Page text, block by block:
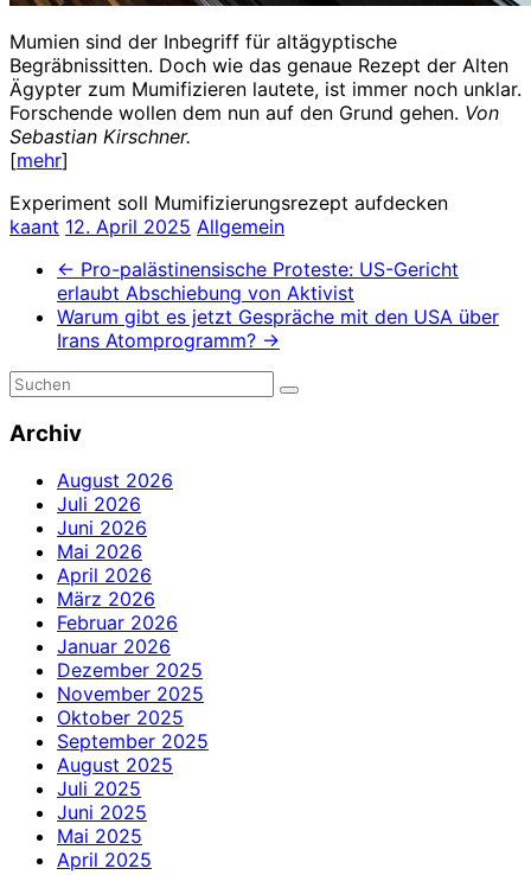
Mumien sind der Inbegriff für altägyptische
Begräbnissitten. Doch wie das genaue Rezept der Alten
Ägypter zum Mumifizieren lautete, ist immer noch unklar.
Forschende wollen dem nun auf den Grund gehen. Von
Sebastian Kirschner.
[mehr]
Experiment soll Mumifizierungsrezept aufdecken
kaant 12. April 2025 Allgemein
← Pro-palästinensische Proteste: US-Gericht
erlaubt Abschiebung von Aktivist
Warum gibt es jetzt Gespräche mit den USA über
Irans Atomprogramm? →
Archiv
August 2026
Juli 2026
Juni 2026
Mai 2026
April 2026
März 2026
Februar 2026
Januar 2026
Dezember 2025
November 2025
Oktober 2025
September 2025
August 2025
Juli 2025
Juni 2025
Mai 2025
April 2025